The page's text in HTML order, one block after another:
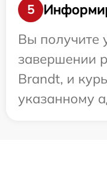
5
Вы получите
завершении
Brandt, и
указанному